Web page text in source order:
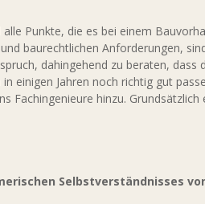
Punkte, die es bei einem
baurechtlichen Anforderungen,
dahingehend zu beraten, dass
einigen Jahren noch richtig gut
Fachingenieure hinzu.
Selbstverständnisses